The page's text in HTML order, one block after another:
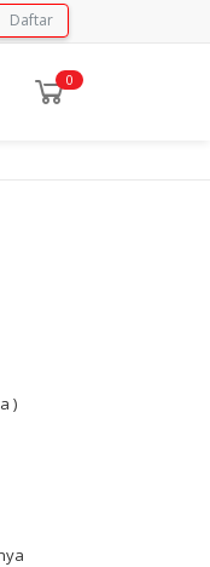
Daftar
0
)